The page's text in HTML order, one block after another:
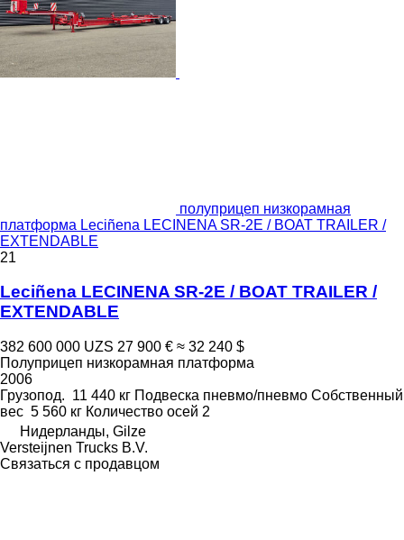
полуприцеп низкорамная
платформа Leciñena LECINENA SR-2E / BOAT TRAILER /
EXTENDABLE
21
Leciñena LECINENA SR-2E / BOAT TRAILER /
EXTENDABLE
382 600 000 UZS 27 900 € ≈ 32 240 $
Полуприцеп низкорамная платформа
2006
Грузопод. 11 440 кг Подвеска пневмо/пневмо Собственный
вес 5 560 кг Количество осей 2
Нидерланды, Gilze
Versteijnen Trucks B.V.
Связаться с продавцом